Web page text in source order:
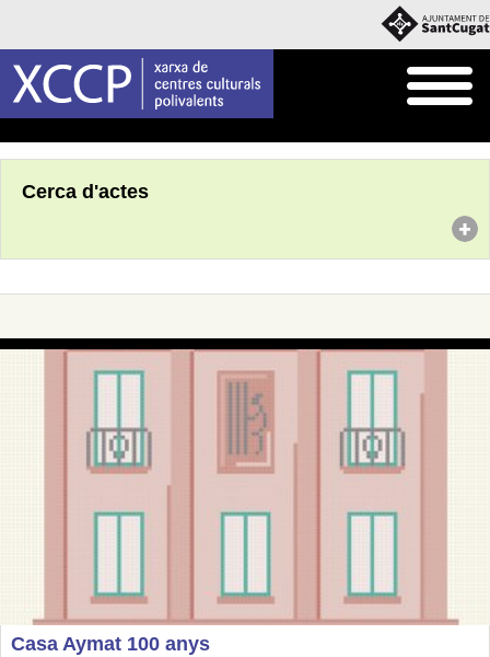
Cerca d'actes
Casa Aymat 100 anys